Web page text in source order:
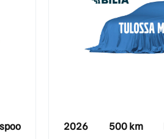
2026 500 km